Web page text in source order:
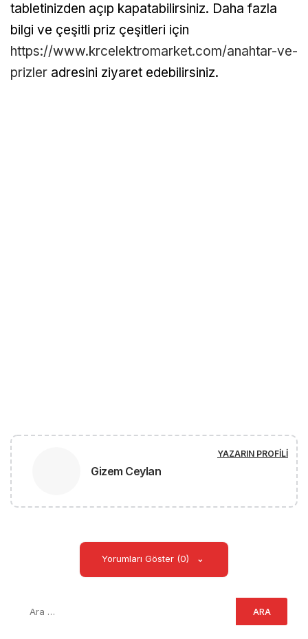
tabletinizden açıp kapatabilirsiniz. Daha fazla
bilgi ve çeşitli priz çeşitleri için
https://www.krcelektromarket.com/anahtar-ve-
prizler adresini ziyaret edebilirsiniz.
Gizem Ceylan
YAZARIN PROFILI
Yorumları Göster (0)